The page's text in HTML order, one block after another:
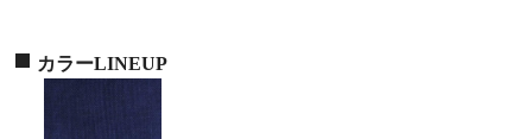
カラーLINEUP